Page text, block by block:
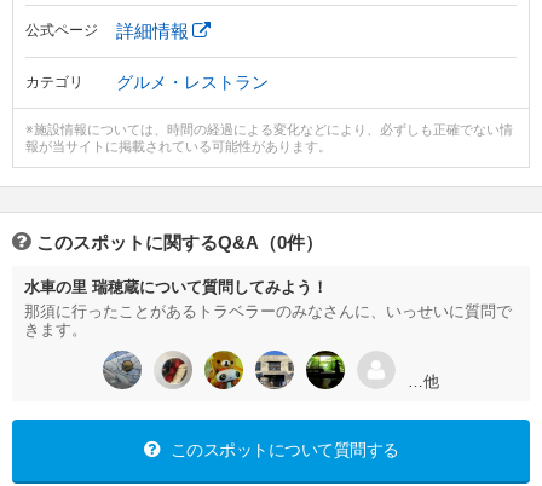
公式ページ 詳細情報
カテゴリ グルメ・レストラン
※施設情報については、時間の経過による変化などにより、必ずしも正確でない情
報が当サイトに掲載されている可能性があります。
このスポットに関するQ&A（0件）
水車の里 瑞穂蔵について質問してみよう！
那須に行ったことがあるトラベラーのみなさんに、いっせいに質問で
きます。
…他
このスポットについて質問する